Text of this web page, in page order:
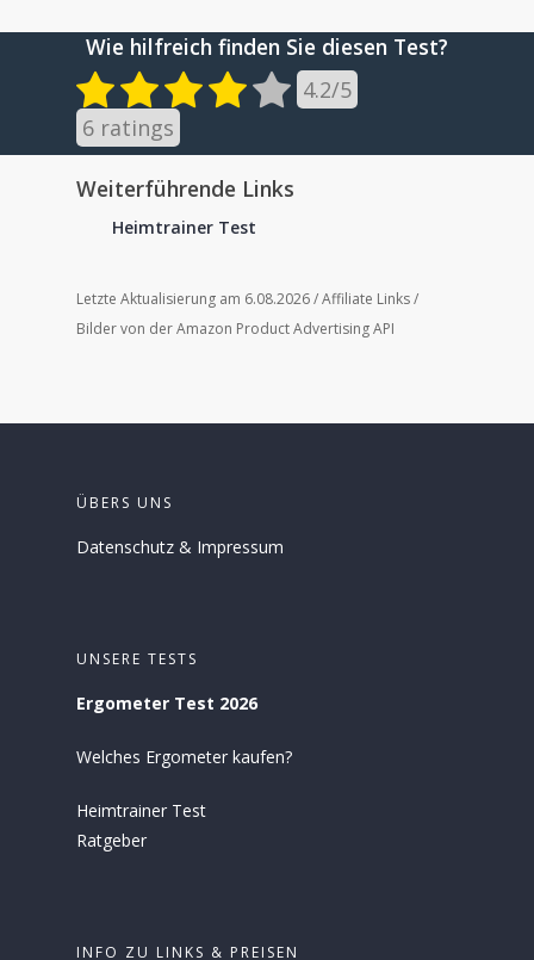
Wie hilfreich finden Sie diesen Test?
4.2/5
6 ratings
Weiterführende Links
Heimtrainer Test
Letzte Aktualisierung am 6.08.2026 / Affiliate Links /
Bilder von der Amazon Product Advertising API
ÜBERS UNS
Datenschutz & Impressum
UNSERE TESTS
Ergometer Test 2026
Welches Ergometer kaufen?
Heimtrainer Test
Ratgeber
INFO ZU LINKS & PREISEN